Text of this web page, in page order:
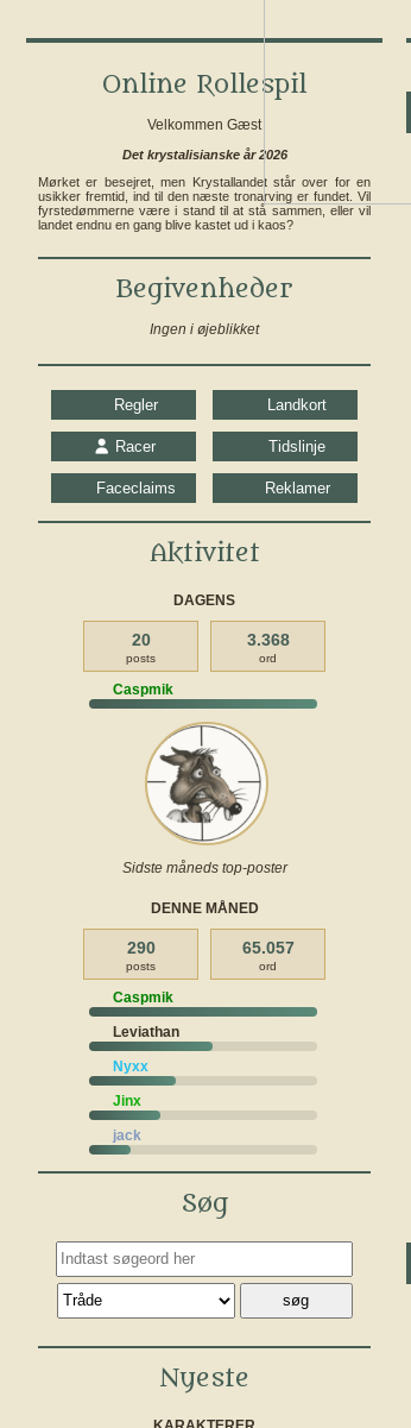
Online Rollespil
Velkommen Gæst
Det krystalisianske år 2026
Mørket er besejret, men Krystallandet står over for en
usikker fremtid, ind til den næste tronarving er fundet. Vil
fyrstedømmerne være i stand til at stå sammen, eller vil
landet endnu en gang blive kastet ud i kaos?
Begivenheder
Ingen i øjeblikket
Regler Landkort
Racer Tidslinje
Faceclaims Reklamer
Aktivitet
DAGENS
20
posts
3.368
ord
Caspmik
Sidste måneds top-poster
DENNE MÅNED
290
posts
65.057
ord
Caspmik
Leviathan
Nyxx
Jinx
jack
Søg
Nyeste